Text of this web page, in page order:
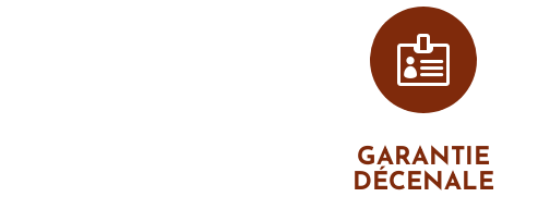

GARANTIE
DÉCENALE